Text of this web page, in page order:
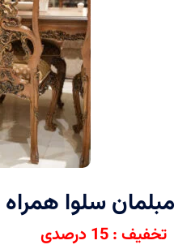
مبلمان سلوا
تخفیف : 15 درصدی